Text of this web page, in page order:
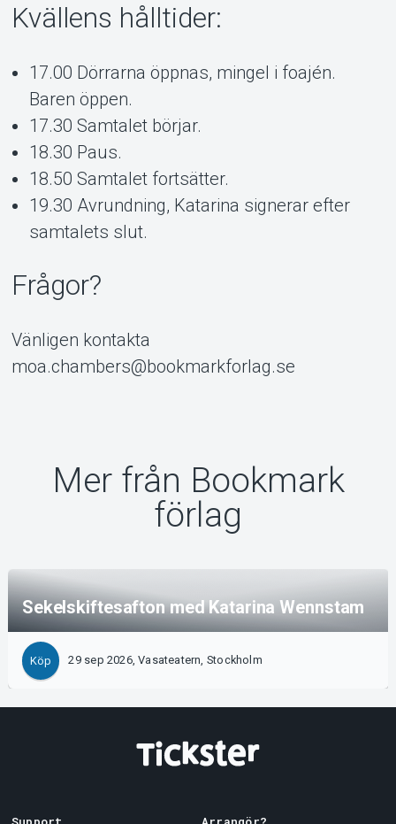
Kvällens hålltider:
17.00 Dörrarna öppnas, mingel i foajén.
Baren öppen.
17.30 Samtalet börjar.
18.30 Paus.
18.50 Samtalet fortsätter.
19.30 Avrundning, Katarina signerar efter
samtalets slut.
Frågor?
Vänligen kontakta
moa.chambers@bookmarkforlag.se
Mer från Bookmark
förlag
Sekelskiftesafton med Katarina Wennstam
Köp 29 sep 2026, Vasateatern, Stockholm
Support Arrangör?